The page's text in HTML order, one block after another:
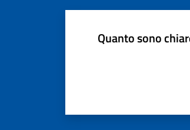
Quanto sono